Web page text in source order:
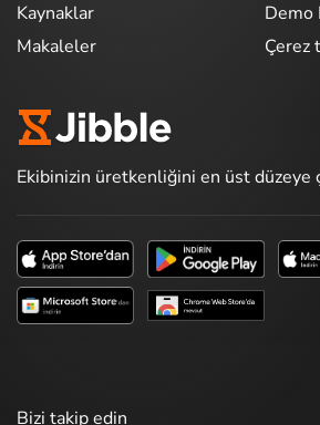
Kaynaklar
Makaleler
Demo
Çerez
Ekibinizin üretkenliğini en üst düzeye
Bizi takip edin